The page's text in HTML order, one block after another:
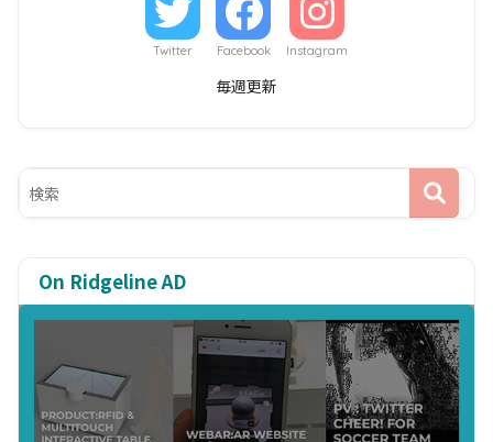
Twitter Facebook Instagram
毎週更新
On Ridgeline AD